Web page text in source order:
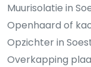
Muurisolatie in
Openhaard of
Opzichter in
Overkapping